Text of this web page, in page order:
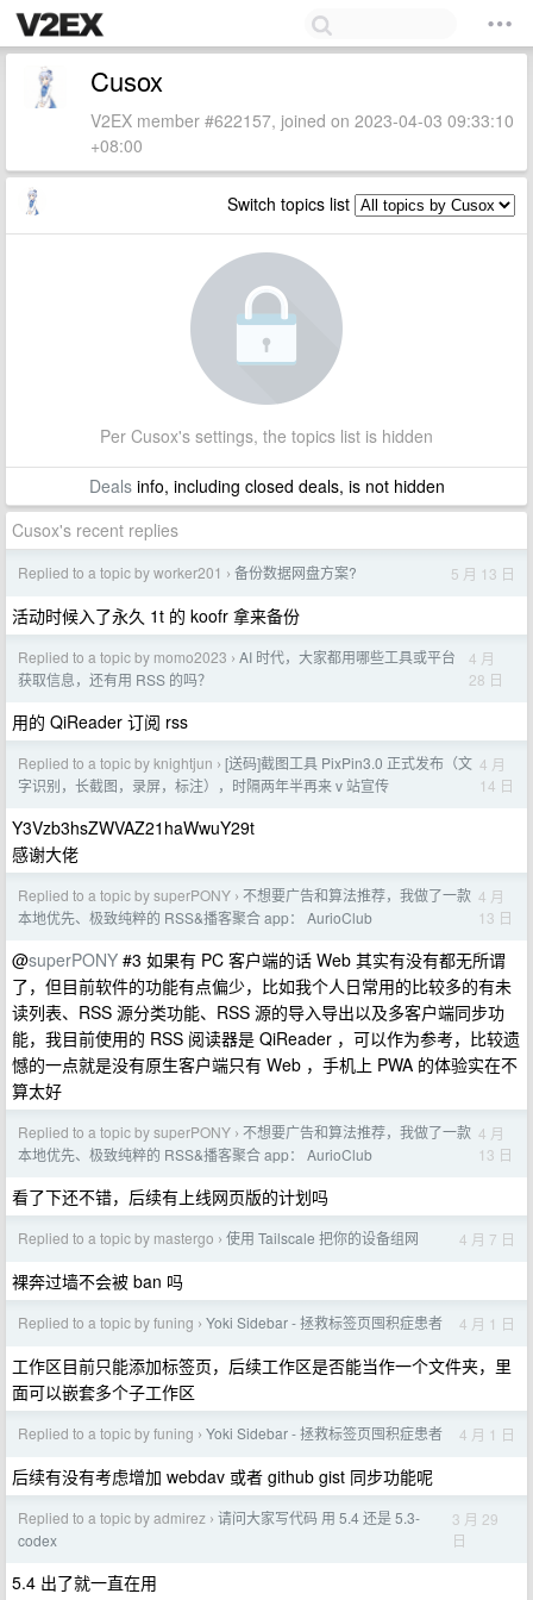
Cusox
V2EX member #622157, joined on 2023-04-03 09:33:10
+08:00
Switch topics list
Per Cusox's settings, the topics list is hidden
Dealsinfo, including closed deals, is not hidden
Cusox's recent replies
Replied to a topic by worker201 › 备份数据网盘方案? 5 月 13 日
活动时候入了永久 1t 的 koofr 拿来备份
Replied to a topic by momo2023 › AI 时代，大家都用哪些工具或平台
获取信息，还有用 RSS 的吗？
4 月
28 日
用的 QiReader 订阅 rss
Replied to a topic by knightjun › [送码]截图工具 PixPin3.0 正式发布（文
字识别，长截图，录屏，标注），时隔两年半再来 v 站宣传
4 月
14 日
Y3Vzb3hsZWVAZ21haWwuY29t
感谢大佬
Replied to a topic by superPONY › 不想要广告和算法推荐，我做了一款
本地优先、极致纯粹的 RSS&播客聚合 app： AurioClub
4 月
13 日
@superPONY #3 如果有 PC 客户端的话 Web 其实有没有都无所谓
了，但目前软件的功能有点偏少，比如我个人日常用的比较多的有未
读列表、RSS 源分类功能、RSS 源的导入导出以及多客户端同步功
能，我目前使用的 RSS 阅读器是 QiReader ，可以作为参考，比较遗
憾的一点就是没有原生客户端只有 Web ，手机上 PWA 的体验实在不
算太好
Replied to a topic by superPONY › 不想要广告和算法推荐，我做了一款
本地优先、极致纯粹的 RSS&播客聚合 app： AurioClub
4 月
13 日
看了下还不错，后续有上线网页版的计划吗
Replied to a topic by mastergo › 使用 Tailscale 把你的设备组网 4 月 7 日
裸奔过墙不会被 ban 吗
Replied to a topic by funing › Yoki Sidebar - 拯救标签页囤积症患者 4 月 1 日
工作区目前只能添加标签页，后续工作区是否能当作一个文件夹，里
面可以嵌套多个子工作区
Replied to a topic by funing › Yoki Sidebar - 拯救标签页囤积症患者 4 月 1 日
后续有没有考虑增加 webdav 或者 github gist 同步功能呢
Replied to a topic by admirez › 请问大家写代码 用 5.4 还是 5.3-
codex
3 月 29
日
5.4 出了就一直在用